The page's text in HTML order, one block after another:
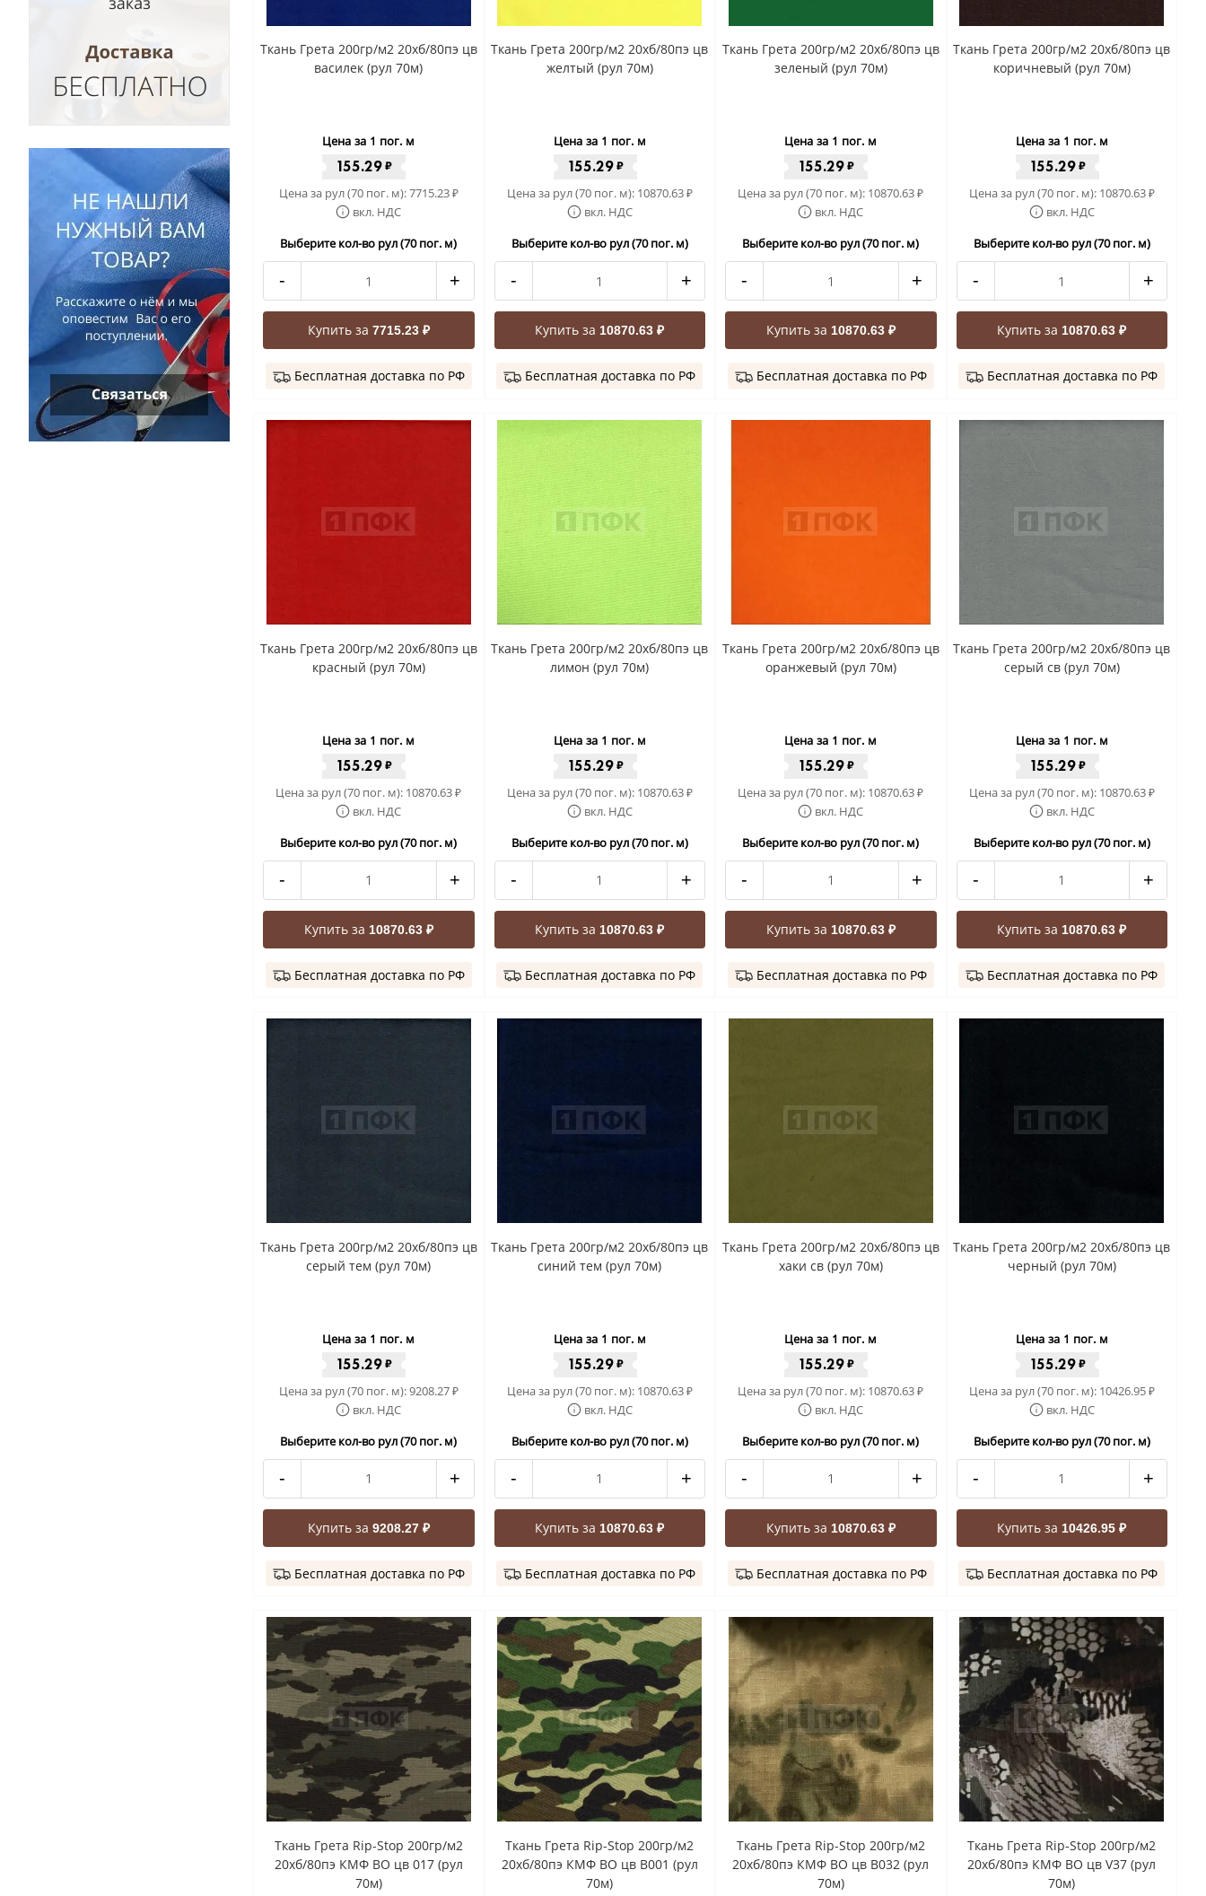
Ткань Грета 200гр/м2 20хб/80пэ цв
василек (рул 70м)
Цена за 1 пог. м
155.29₽
Цена за рул (70 пог. м):7715.23₽
вкл. НДС
Выберите кол-во рул (70 пог. м)
- +
Купить за 7715.23 ₽
Бесплатная доставка по РФ
Ткань Грета 200гр/м2 20хб/80пэ цв
желтый (рул 70м)
Цена за 1 пог. м
155.29₽
Цена за рул (70 пог. м): 10870.63₽
вкл. НДС
Выберите кол-во рул (70 пог. м)
- +
Купить за10870.63 ₽
Бесплатная доставка по РФ
Ткань Грета 200гр/м2 20хб/80пэ цв
зеленый (рул 70м)
Цена за 1 пог. м
155.29₽
Цена за рул (70 пог. м): 10870.63₽
вкл. НДС
Выберите кол-во рул (70 пог. м)
- +
Купить за 10870.63 ₽
Бесплатная доставка по РФ
Ткань Грета 200гр/м2 20хб/80пэ цв
коричневый (рул 70м)
Цена за 1 пог. м
155.29₽
Цена за рул (70 пог. м): 10870.63₽
вкл. НДС
Выберите кол-во рул (70 пог. м)
- +
Купить за10870.63 ₽
Бесплатная доставка по РФ
Ткань Грета 200гр/м2 20хб/80пэ цв
красный (рул 70м)
Цена за 1 пог. м
155.29₽
Цена за рул (70 пог. м): 10870.63₽
вкл. НДС
Выберите кол-во рул (70 пог. м)
- +
Купить за 10870.63 ₽
Бесплатная доставка по РФ
Ткань Грета 200гр/м2 20хб/80пэ цв
лимон (рул 70м)
Цена за 1 пог. м
155.29₽
Цена за рул (70 пог. м): 10870.63₽
вкл. НДС
Выберите кол-во рул (70 пог. м)
- +
Купить за 10870.63 ₽
Бесплатная доставка по РФ
Ткань Грета 200гр/м2 20хб/80пэ цв
оранжевый (рул 70м)
Цена за 1 пог. м
155.29₽
Цена за рул (70 пог. м): 10870.63₽
вкл. НДС
Выберите кол-во рул (70 пог. м)
- +
Купить за 10870.63 ₽
Бесплатная доставка по РФ
Ткань Грета 200гр/м2 20хб/80пэ цв
серый св (рул 70м)
Цена за 1 пог. м
155.29₽
Цена за рул (70 пог. м): 10870.63₽
вкл. НДС
Выберите кол-во рул (70 пог. м)
- +
Купить за 10870.63 ₽
Бесплатная доставка по РФ
Ткань Грета 200гр/м2 20хб/80пэ цв
серый тем (рул 70м)
Цена за 1 пог. м
155.29₽
Цена за рул (70 пог. м):9208.27₽
вкл. НДС
Выберите кол-во рул (70 пог. м)
- +
Купить за 9208.27 ₽
Бесплатная доставка по РФ
Ткань Грета 200гр/м2 20хб/80пэ цв
синий тем (рул 70м)
Цена за 1 пог. м
155.29₽
Цена за рул (70 пог. м): 10870.63₽
вкл. НДС
Выберите кол-во рул (70 пог. м)
- +
Купить за 10870.63 ₽
Бесплатная доставка по РФ
Ткань Грета 200гр/м2 20хб/80пэ цв
хаки св (рул 70м)
Цена за 1 пог. м
155.29₽
Цена за рул (70 пог. м): 10870.63₽
вкл. НДС
Выберите кол-во рул (70 пог. м)
- +
Купить за 10870.63 ₽
Бесплатная доставка по РФ
Ткань Грета 200гр/м2 20хб/80пэ цв
черный (рул 70м)
Цена за 1 пог. м
155.29₽
Цена за рул (70 пог. м): 10426.95₽
вкл. НДС
Выберите кол-во рул (70 пог. м)
- +
Купить за 10426.95 ₽
Бесплатная доставка по РФ
Ткань Грета Rip-Stop 200гр/м2
20хб/80пэ КМФ ВО цв 017 (рул
70м)
Ткань Грета Rip-Stop 200гр/м2
20хб/80пэ КМФ ВО цв B001 (рул
70м)
Ткань Грета Rip-Stop 200гр/м2
20хб/80пэ КМФ ВО цв B032 (рул
70м)
Ткань Грета Rip-Stop 200гр/м2
20хб/80пэ КМФ ВО цв V37 (рул
70м)